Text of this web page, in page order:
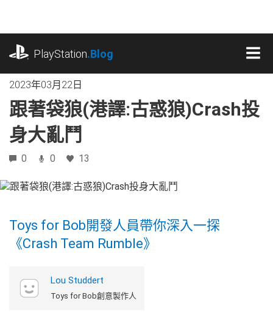
內
PlayStation.Blog
2023年03月22日
跟著袋狼(港譯:古惑狼)Crash投
身大亂鬥
0 0 13
Toys for Bob開發人員帶你深入一探
《Crash Team Rumble》
Lou Studdert
Toys for Bob創意製作人